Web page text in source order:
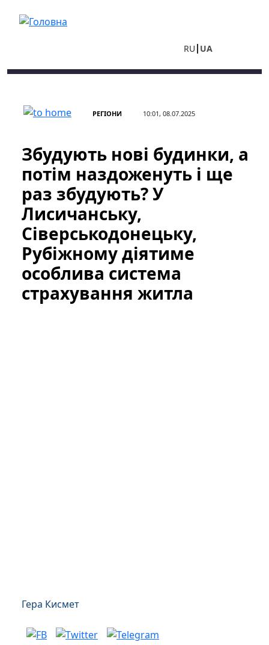
RU UA
РЕГІОНИ 10:01, 08.07.2025
Збудують нові будинки, а
потім наздоженуть і ще
раз збудують? У
Лисичанську,
Сіверськодонецьку,
Рубіжному діятиме
особлива система
страхування житла
Гера Кисмет